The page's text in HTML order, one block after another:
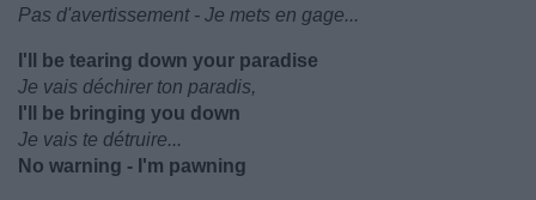
Pas d'avertissement - Je mets en gage...
I'll be tearing down your paradise
Je vais déchirer ton paradis,
I'll be bringing you down
Je vais te détruire...
No warning - I'm pawning